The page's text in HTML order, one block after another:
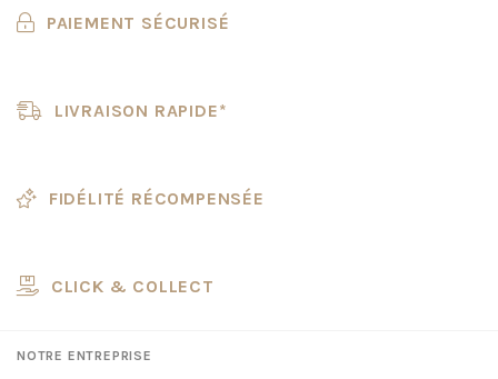
PAIEMENT SÉCURISÉ
LIVRAISON RAPIDE*
FIDÉLITÉ RÉCOMPENSÉE
CLICK & COLLECT
NOTRE ENTREPRISE